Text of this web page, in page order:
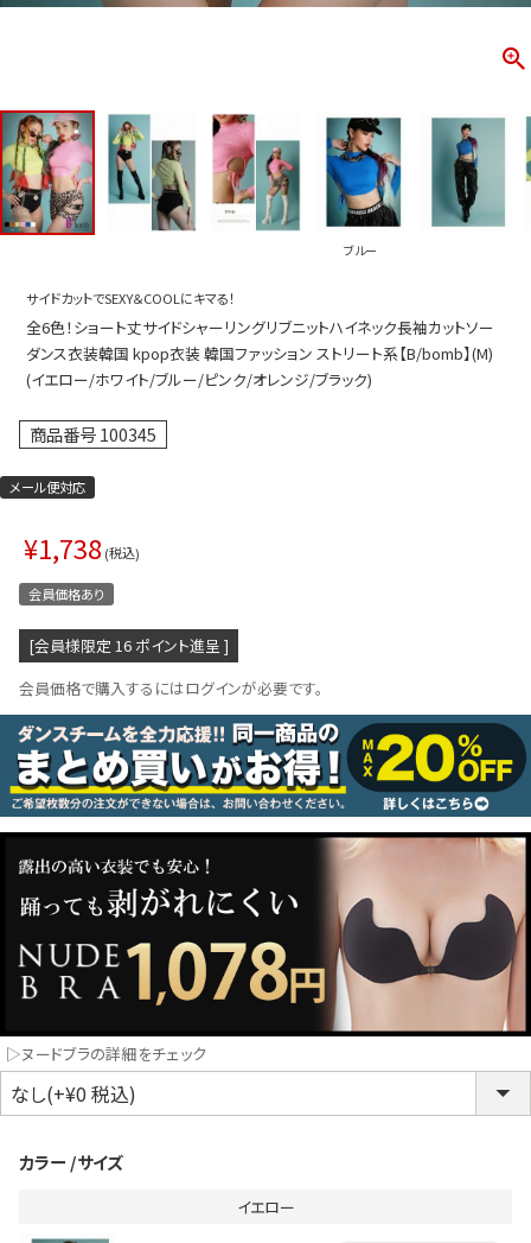
ス
ス
アップ
ース
インワン／サロペット
ード
ラ・ニップレス
同一商品まとめ買いキャンペーン
新作
トップス
ボトムス
ルームウ
クリスマス
ランジェ
ブルー
サイドカットでSEXY＆COOLにキマる！
全6色！ショート丈サイドシャーリングリブニットハイネック長袖カットソー
ダンス衣装韓国 kpop衣装 韓国ファッション ストリート系【B/bomb】(M)
(イエロー/ホワイト/ブルー/ピンク/オレンジ/ブラック)
商品番号100345
メール便対応
¥1,738 税込
会員価格あり
[会員様限定 16 ポイント進呈 ]
会員価格で購入するにはログインが必要です。
▷ヌードブラの詳細をチェック
カラー サイズ
イエロー